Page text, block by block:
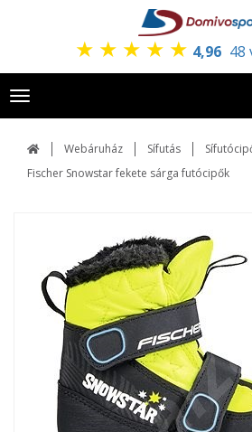
★ ★ ★ ★ ★ 4,96 48
Toggle
navigation
Webáruház Sífutás
Fischer Snowstar fekete sárga futócipők